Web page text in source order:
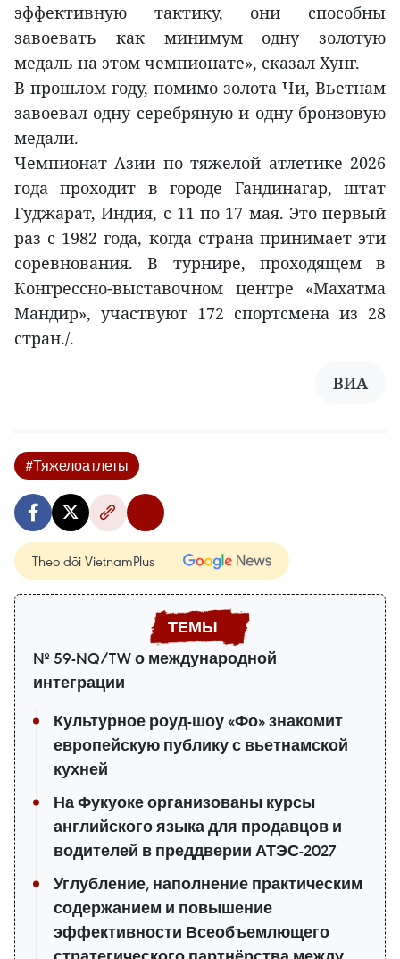
эффективную тактику, они способны
завоевать как минимум одну золотую
медаль на этом чемпионате», сказал Хунг.
В прошлом году, помимо золота Чи, Вьетнам
завоевал одну серебряную и одну бронзовую
медали.
Чемпионат Азии по тяжелой атлетике 2026
года проходит в городе Гандинагар, штат
Гуджарат, Индия, с 11 по 17 мая. Это первый
раз с 1982 года, когда страна принимает эти
соревнования. В турнире, проходящем в
Конгрессно-выставочном центре «Махатма
Мандир», участвуют 172 спортсмена из 28
стран./.
ВИА
#Тяжелоатлеты
Theo dõi VietnamPlus
№ 59-NQ/TW о международной
интеграции
Культурное роуд-шоу «Фо» знакомит
европейскую публику с вьетнамской
кухней
На Фукуоке организованы курсы
английского языка для продавцов и
водителей в преддверии АТЭС-2027
Углубление, наполнение практическим
содержанием и повышение
эффективности Всеобъемлющего